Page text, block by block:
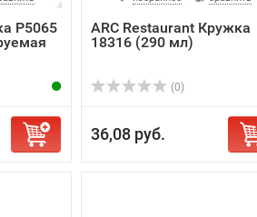
P5065
ARC Restaurant Кружка
18316 (290 мл)
(0)
36,08 руб.